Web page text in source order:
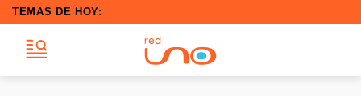
TEMAS DE HOY: